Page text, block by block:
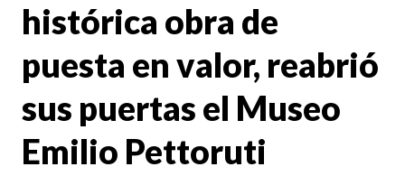
histórica obra de
puesta en valor, reabrió
sus puertas el Museo
Emilio Pettoruti